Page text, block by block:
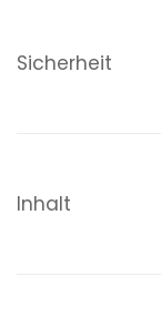
Sicherheit
Inhalt